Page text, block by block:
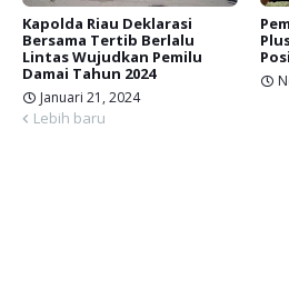
Kapolda Riau Deklarasi
Bersama Tertib Berlalu
Lintas Wujudkan Pemilu
Damai Tahun 2024
Januari 21, 2024
Lebih baru